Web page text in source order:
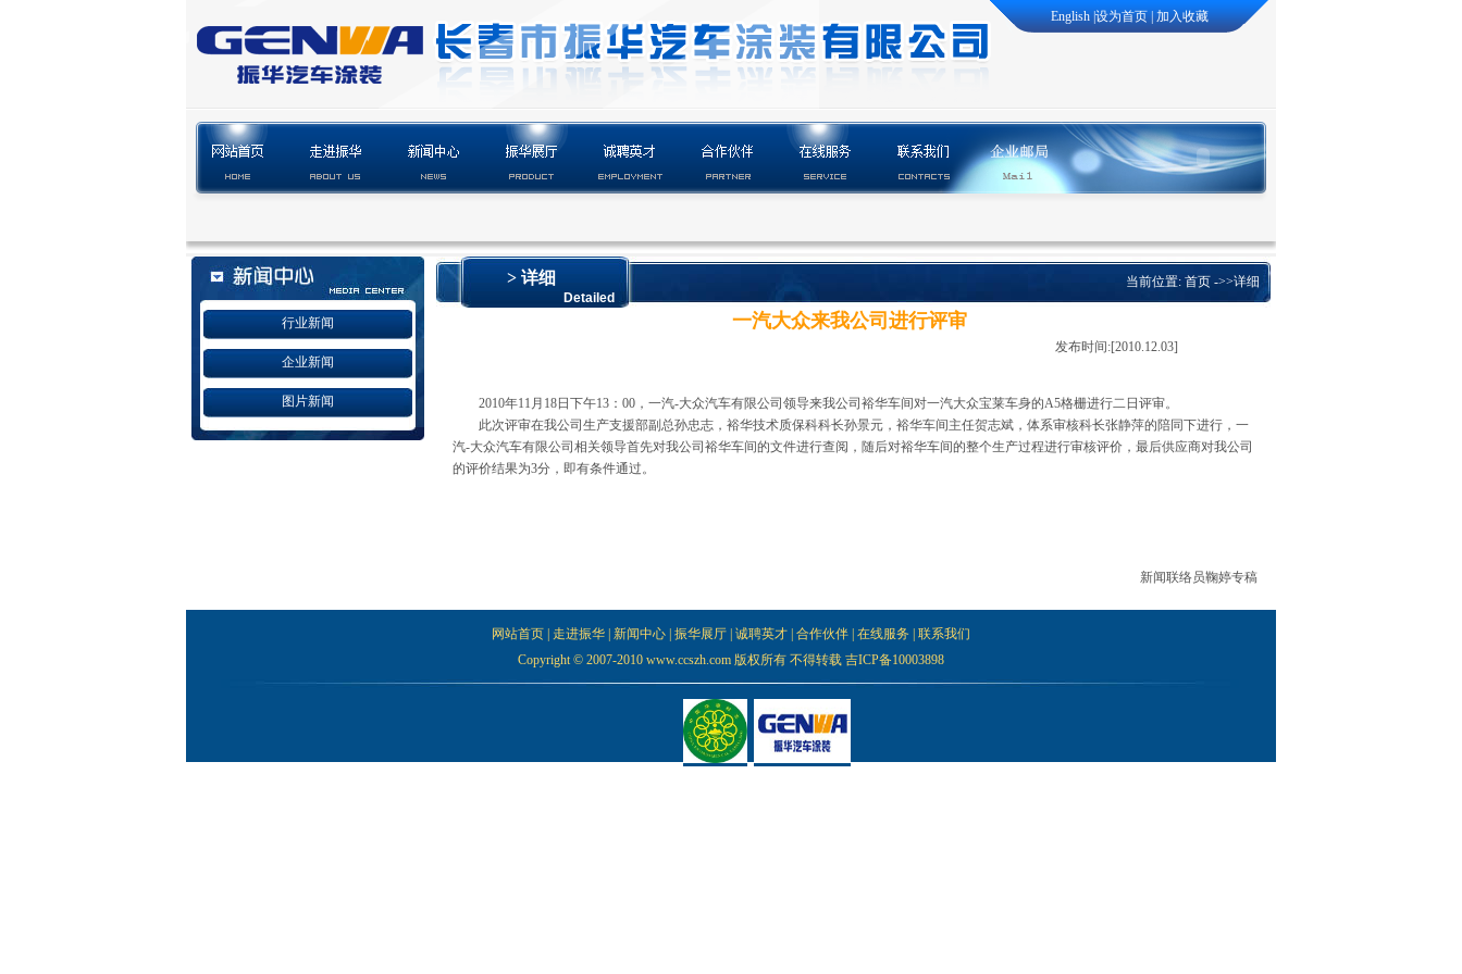
English|设为首页|加入收藏
行业新闻
企业新闻
图片新闻
> 详细
Detailed
当前位置: 首页 ->>详细
一汽大众来我公司进行评审
发布时间:[2010.12.03]
2010年11月18日下午13：00，一汽-大众汽车有限公司领导来我公司裕华车间对一汽大众宝莱车身的A5格栅进行二日评审。
此次评审在我公司生产支援部副总孙忠志，裕华技术质保科科长孙景元，裕华车间主任贺志斌，体系审核科长张静萍的陪同下进行，一
汽-大众汽车有限公司相关领导首先对我公司裕华车间的文件进行查阅，随后对裕华车间的整个生产过程进行审核评价，最后供应商对我公司
的评价结果为3分，即有条件通过。
新闻联络员鞠婷专稿
网站首页 走进振华 新闻中心 振华展厅 诚聘英才 合作伙伴 在线服务 联系我们
Copyright © 2007-2010 www.ccszh.com 版权所有 不得转载 吉ICP备10003898